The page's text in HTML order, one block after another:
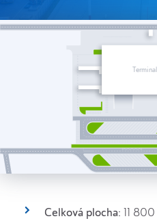
Celková plocha: 11 800